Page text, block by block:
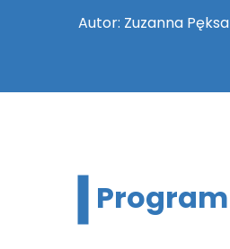
Autor: Zuzanna Pęksa
Program